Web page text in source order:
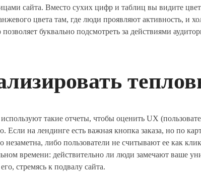
сайта. Вместо сухих цифр и таблиц вы видите
цвета там, где люди проявляют активность, и
буквально подсмотреть за действиями
такие отчеты, чтобы оценить UX
Если на лендинге есть важная кнопка заказа, но по
незаметна, либо пользователи не считывают ее как
времени: действительно ли люди замечают ваше
стремясь к подвалу сайта.